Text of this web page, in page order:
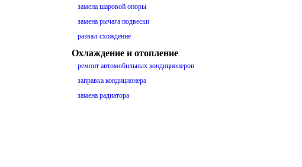
замена шаровой опоры
замена рычага подвески
развал-схождение
Охлаждение и отопление
ремонт автомобильных кондиционеров
заправка кондиционера
замена радиатора